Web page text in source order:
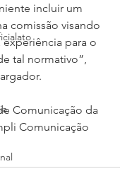
incluir um
comissão visando
para o
tal normativo”,
Comunicação da
Comunicação